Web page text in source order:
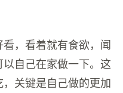
，看着就有食欲，闻
自己在家做一下。这
关键是自己做的更加